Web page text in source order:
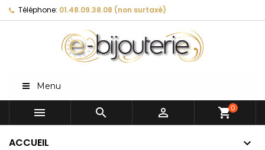
Téléphone: 01.48.09.38.08 (non surtaxé)
Menu
   shopping_cart0
ACCUEIL